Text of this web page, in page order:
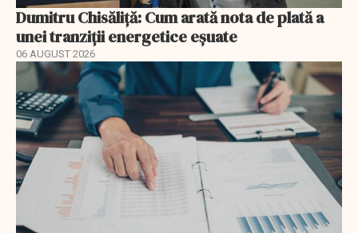
Dumitru Chisăliță: Cum arată nota de plată a
unei tranziții energetice eșuate
06 AUGUST 2026